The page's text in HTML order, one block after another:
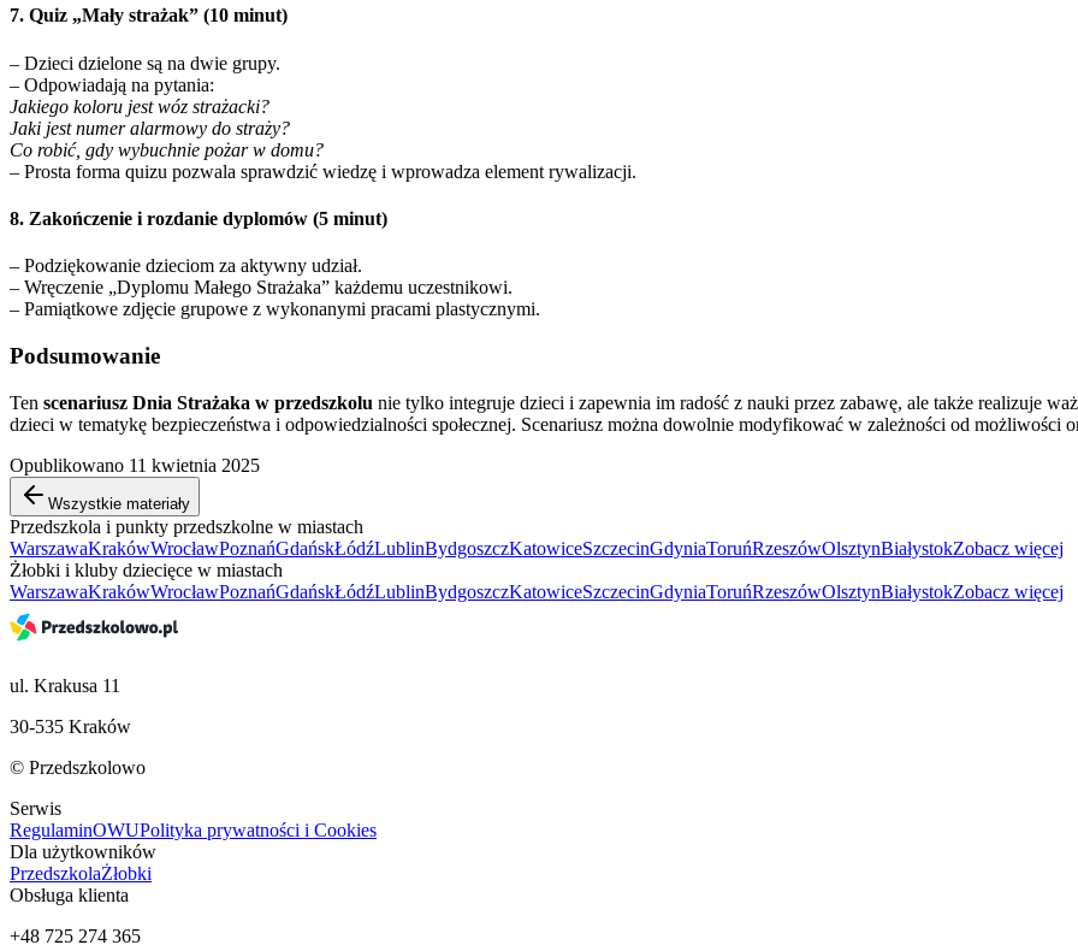
7. Quiz „Mały strażak” (10 minut)
– Dzieci dzielone są na dwie grupy.
– Odpowiadają na pytania:
Jakiego koloru jest wóz strażacki?
Jaki jest numer alarmowy do straży?
Co robić, gdy wybuchnie pożar w domu?
– Prosta forma quizu pozwala sprawdzić wiedzę i wprowadza element rywalizacji.
8. Zakończenie i rozdanie dyplomów (5 minut)
– Podziękowanie dzieciom za aktywny udział.
– Wręczenie „Dyplomu Małego Strażaka” każdemu uczestnikowi.
– Pamiątkowe zdjęcie grupowe z wykonanymi pracami plastycznymi.
Podsumowanie
Ten scenariusz Dnia Strażaka w przedszkolu nie tylko integruje dzieci i zapewnia im radość z nauki przez zabawę, ale także realizuje
dzieci w tematykę bezpieczeństwa i odpowiedzialności społecznej. Scenariusz można dowolnie modyfikować w zależności od możliwości
Opublikowano 11 kwietnia 2025
Wszystkie materiały
Przedszkola i punkty przedszkolne w miastach
WarszawaKrakówWrocławPoznańGdańskŁódźLublinBydgoszczKatowiceSzczecinGdyniaToruńRzeszówOlsztynBiałystokZobacz więcej
Żłobki i kluby dziecięce w miastach
WarszawaKrakówWrocławPoznańGdańskŁódźLublinBydgoszczKatowiceSzczecinGdyniaToruńRzeszówOlsztynBiałystokZobacz więcej
ul. Krakusa 11
30-535 Kraków
© Przedszkolowo
Serwis
RegulaminOWUPolityka prywatności i Cookies
Dla użytkowników
PrzedszkolaŻłobki
Obsługa klienta
+48 725 274 365